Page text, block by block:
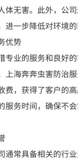
体无害。此外，公
一步降低对环境的
优势
专业的服务和良好
上海奔奔虫害防治
费，获得了客户的
服务时间，确保不
通常具备相关的行